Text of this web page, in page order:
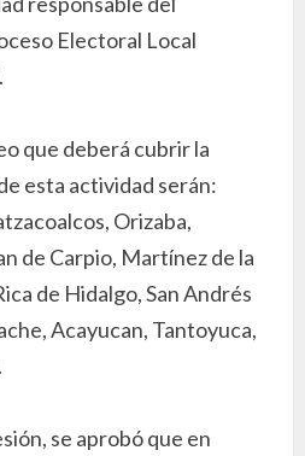
Electoral Local
que deberá cubrir la
esta actividad serán:
Orizaba,
de Carpio, Martínez de la
de Hidalgo, San Andrés
Acayucan, Tantoyuca,
se aprobó que en